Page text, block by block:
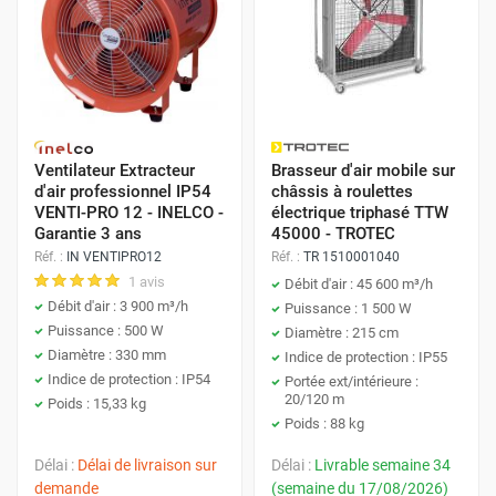
Amélioration de la productivité :
Un environnement de travail sain et confortable
a un impact direct sur la productivité des
employés. Un air pur, une température agréable
et une bonne ventilation contribuent à réduire la
fatigue, les maux de tête et les problèmes
respiratoires, améliorant ainsi la concentration
et l'efficacité.
En assurant le bon fonctionnement des
équipements grâce à une ventilation adéquate,
on minimise les arrêts de production et les
coûts de maintenance.
Avantages :
Haut débit d'air :
Idéal pour ventiler de
grands volumes.
Faible consommation énergétique
(généralement) :Plus économiques à
l'usage que les centrifuges pour les
applications à basse pression.
Installation simple :Peuvent être montés
en gaine, au mur ou au plafond.
Coût d'achat généralement plus bas :
Comparé aux ventilateurs centrifuges de
Inconvénients :
Description :
Les ventilateurs centrifuges
aspirent l'air au centre de la turbine et le
projettent radialement vers l'extérieur grâce à la
force centrifuge. Ils génèrent une pression
statique plus élevée que les axiaux, ce qui les
extraction localisée, le transport d'air à travers
Ventilateurs de Sol
Ventilateur Extracteur
d'air professionnel IP54
VENTI-PRO 12 - INELCO -
Garantie 3 ans
Réf. : IN VENTIPRO12
1 avis
Débit d'air : 3 900 m³/h
Puissance : 500 W
Diamètre : 330 mm
Indice de protection : IP54
Poids : 15,33 kg
Délai : Délai de livraison sur
demande
Brasseur d'air mobile sur
châssis à roulettes
électrique triphasé TTW
45000 - TROTEC
Réf. : TR 1510001040
Débit d'air : 45 600 m³/h
Puissance : 1 500 W
Diamètre : 215 cm
Indice de protection : IP55
Portée ext/intérieure :
20/120 m
Poids : 88 kg
Délai : Livrable semaine 34
(semaine du 17/08/2026)